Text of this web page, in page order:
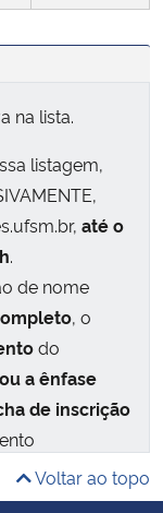
na lista.
listagem,
até o
.
de nome
, o
do
a ênfase
de inscrição
isenta da
Voltar ao topo